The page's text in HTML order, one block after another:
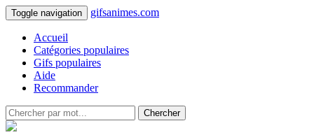
Toggle navigation gifsanimes.com
Accueil
Catégories populaires
Gifs populaires
Aide
Recommander
Chercher